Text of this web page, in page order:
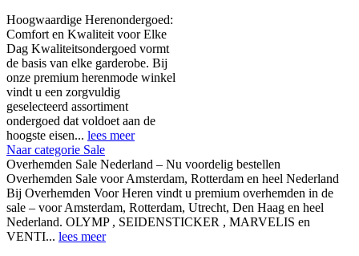
Hoogwaardige Herenondergoed:
Comfort en Kwaliteit voor Elke
Dag Kwaliteitsondergoed vormt
de basis van elke garderobe. Bij
onze premium herenmode winkel
vindt u een zorgvuldig
geselecteerd assortiment
ondergoed dat voldoet aan de
hoogste eisen... lees meer
Naar categorie Sale
Overhemden Sale Nederland – Nu voordelig bestellen
Overhemden Sale voor Amsterdam, Rotterdam en heel Nederland
Bij Overhemden Voor Heren vindt u premium overhemden in de
sale – voor Amsterdam, Rotterdam, Utrecht, Den Haag en heel
Nederland. OLYMP , SEIDENSTICKER , MARVELIS en
VENTI... lees meer